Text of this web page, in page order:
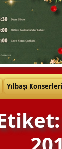
Yılbaşı Konserleri